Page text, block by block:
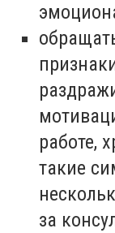
работе,
такие
за